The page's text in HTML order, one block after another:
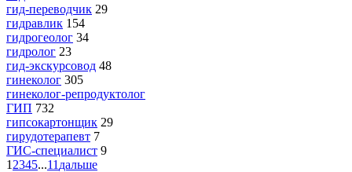
гид-переводчик 29
гидравлик 154
гидрогеолог 34
гидролог 23
гид-экскурсовод 48
гинеколог 305
гинеколог-репродуктолог
ГИП 732
гипсокартонщик 29
гирудотерапевт 7
ГИС-специалист 9
1 2345...11 дальше